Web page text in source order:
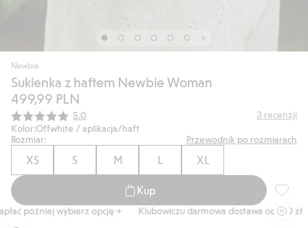
Newbie
Sukienka z haftem Newbie Woman
499,99 PLN
Średnia ocena:
5.0 3 recenzji
Kolor:Offwhite / aplikacja/haft
Rozmiar:
Przewodnik po rozmiarach
XS S M L XL
Kup
później wybierz opcję + Klubowiczu darmowa dostawa od 150 zł